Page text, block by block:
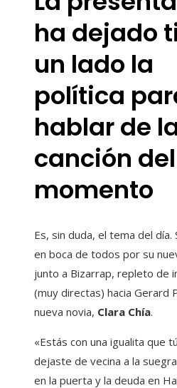
ha dejado
un lado la
política
hablar de
canción del
momento
Es, sin duda, el tema del día.
en boca de todos por su
junto a Bizarrap, repleto de
(muy directas) hacia Gerard
nueva novia, Clara Chía.
«Estás con una igualita que
dejaste de vecina a la
en la puerta y la deuda en